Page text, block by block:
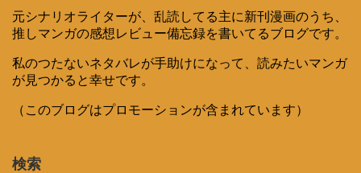
元シナリオライターが、乱読してる主に新刊漫画のうち、
推しマンガの感想レビュー備忘録を書いてるブログです。
私のつたないネタバレが手助けになって、読みたいマンガ
が見つかると幸せです。
（このブログはプロモーションが含まれています）
検索